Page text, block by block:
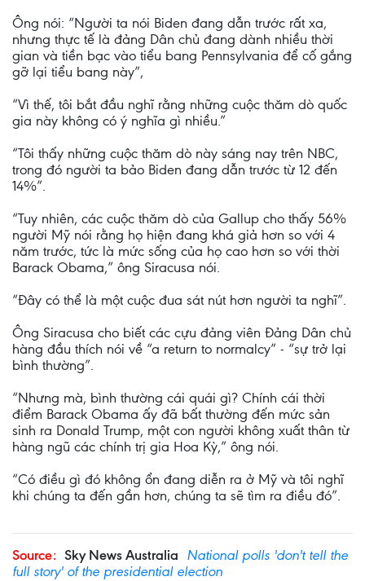
Ông nói: “Người ta nói Biden đang dẫn trước rất xa,
nhưng thực tế là đảng Dân chủ đang dành nhiều thời
gian và tiền bạc vào tiểu bang Pennsylvania để cố gắng
gỡ lại tiểu bang này”,
“Vì thế, tôi bắt đầu nghĩ rằng những cuộc thăm dò quốc
gia này không có ý nghĩa gì nhiều.”
“Tôi thấy những cuộc thăm dò này sáng nay trên NBC,
trong đó người ta bảo Biden đang dẫn trước từ 12 đến
14%”.
“Tuy nhiên, các cuộc thăm dò của Gallup cho thấy 56%
người Mỹ nói rằng họ hiện đang khá giả hơn so với 4
năm trước, tức là mức sống của họ cao hơn so với thời
Barack Obama,” ông Siracusa nói.
“Đây có thể là một cuộc đua sát nút hơn người ta nghĩ”.
Ông Siracusa cho biết các cựu đảng viên Đảng Dân chủ
hàng đầu thích nói về “a return to normalcy” - “sự trở lại
bình thường”.
“Nhưng mà, bình thường cái quái gì? Chính cái thời
điểm Barack Obama ấy đã bất thường đến mức sản
sinh ra Donald Trump, một con người không xuất thân từ
hàng ngũ các chính trị gia Hoa Kỳ,” ông nói.
“Có điều gì đó không ổn đang diễn ra ở Mỹ và tôi nghĩ
khi chúng ta đến gần hơn, chúng ta sẽ tìm ra điều đó”.
Source: Sky News Australia National polls 'don't tell the
full story' of the presidential election